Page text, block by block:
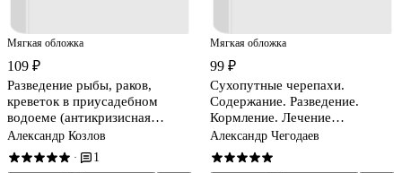
Мягкая обложка
109 ₽
Разведение рыбы, раков,
креветок в приусадебном
водоеме (антикризисная
программа аквариума)
Александр Козлов
· 1
Мягкая обложка
99 ₽
Сухопутные черепахи.
Содержание. Разведение.
Кормление. Лечение
заболеваний
Александр Чегодаев